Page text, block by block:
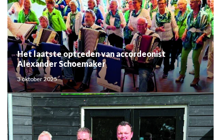
Het laatste optreden van accordeonist
Alexander Schoemaker
3 oktober 2025